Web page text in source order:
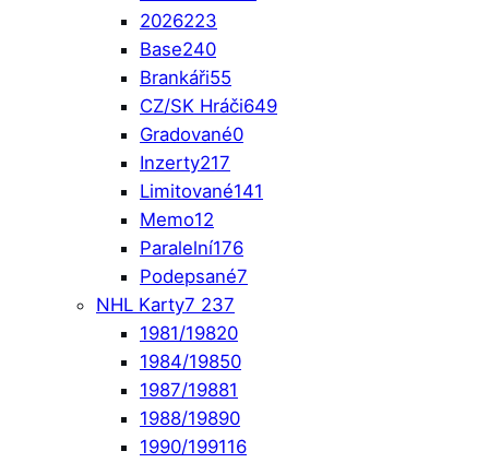
2026223
Base240
Brankáři55
CZ/SK Hráči649
Gradované0
Inzerty217
Limitované141
Memo12
Paralelní176
Podepsané7
NHL Karty7 237
1981/19820
1984/19850
1987/19881
1988/19890
1990/199116